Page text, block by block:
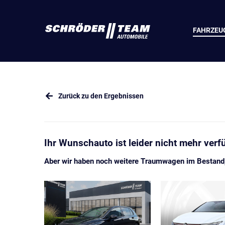
Zurück zu den Ergebnissen
Ihr Wunschauto ist leider nicht mehr
Aber wir haben noch weitere Traumwagen im